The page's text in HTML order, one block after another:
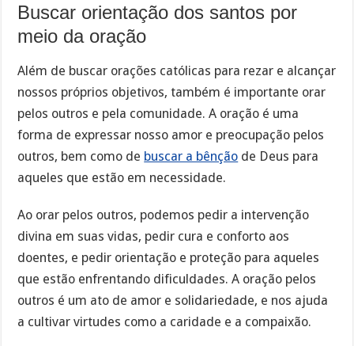
Buscar orientação dos santos por
meio da oração
Além de buscar orações católicas para rezar e alcançar
nossos próprios objetivos, também é importante orar
pelos outros e pela comunidade. A oração é uma
forma de expressar nosso amor e preocupação pelos
outros, bem como de buscar a bênção de Deus para
aqueles que estão em necessidade.
Ao orar pelos outros, podemos pedir a intervenção
divina em suas vidas, pedir cura e conforto aos
doentes, e pedir orientação e proteção para aqueles
que estão enfrentando dificuldades. A oração pelos
outros é um ato de amor e solidariedade, e nos ajuda
a cultivar virtudes como a caridade e a compaixão.